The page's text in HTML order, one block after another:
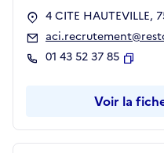
4 CITE HAUTEVILLE,
01 43 52 37 85
Voir la